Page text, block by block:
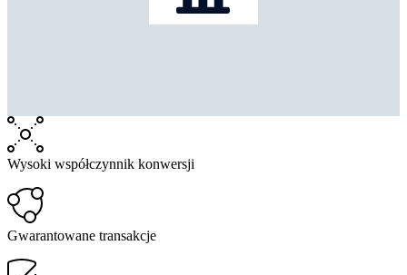
Wysoki współczynnik konwersji
Gwarantowane transakcje